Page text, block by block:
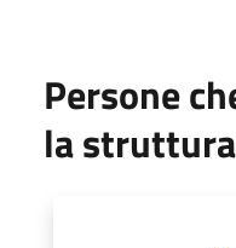
Persone
la struttura